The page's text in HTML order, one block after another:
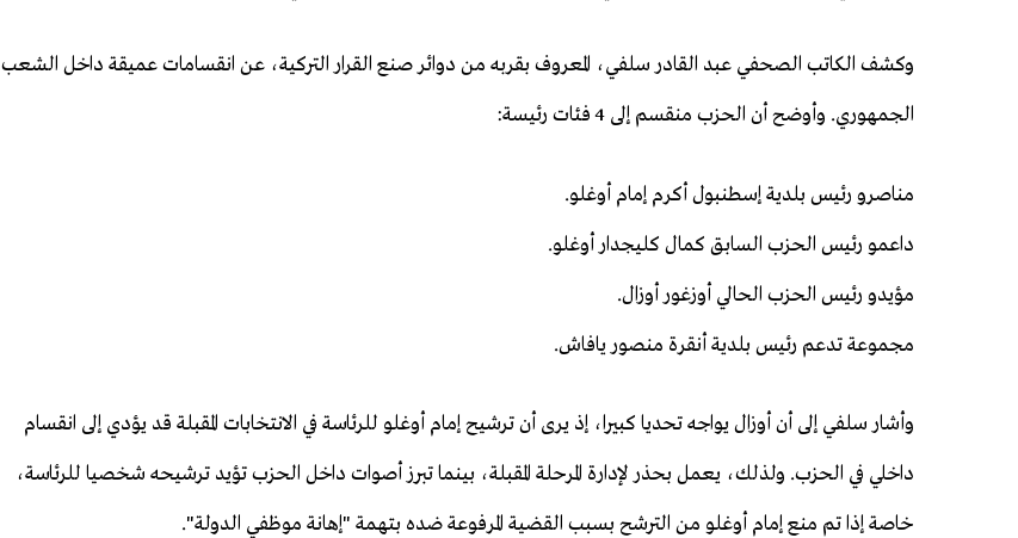
وكشف الكاتب الصحفي عبد القادر سلفي، المعروف بقربه من دوائر صنع القرار التركية، عن انقسامات عميقة داخل الشعب
الجمهوري. وأوضح أن الحزب منقسم إلى 4 فئات رئيسة:
مناصرو رئيس بلدية إسطنبول أكرم إمام أوغلو.
داعمو رئيس الحزب السابق كمال كليجدار أوغلو.
مؤيدو رئيس الحزب الحالي أوزغور أوزال.
مجموعة تدعم رئيس بلدية أنقرة منصور يافاش.
وأشار سلفي إلى أن أوزال يواجه تحديا كبيرا، إذ يرى أن ترشيح إمام أوغلو للرئاسة في الانتخابات المقبلة قد يؤدي إلى انقسام
داخلي في الحزب. ولذلك، يعمل بحذر لإدارة المرحلة المقبلة، بينما تبرز أصوات داخل الحزب تؤيد ترشيحه شخصيا للرئاسة،
خاصة إذا تم منع إمام أوغلو من الترشح بسبب القضية المرفوعة ضده بتهمة "إهانة موظفي الدولة".